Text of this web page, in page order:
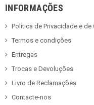
INFORMAÇÕES
Política de Privacidade e de
Termos e condições
Entregas
Trocas e Devoluções
Livro de Reclamações
Contacte-nos